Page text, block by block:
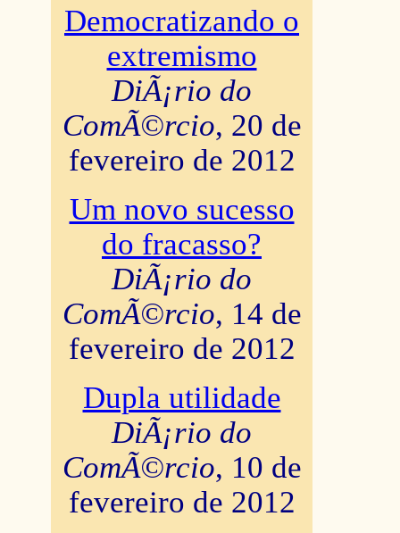
Democratizando o
extremismo
DiÃ¡rio do
ComÃ©rcio, 20 de
fevereiro de 2012
Um novo sucesso
do fracasso?
DiÃ¡rio do
ComÃ©rcio, 14 de
fevereiro de 2012
Dupla utilidade
DiÃ¡rio do
ComÃ©rcio, 10 de
fevereiro de 2012